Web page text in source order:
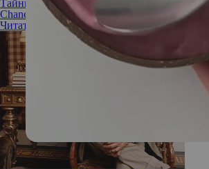
Тайны Габриель Шанель и ее неизвестные
Chanel
Читать полностью